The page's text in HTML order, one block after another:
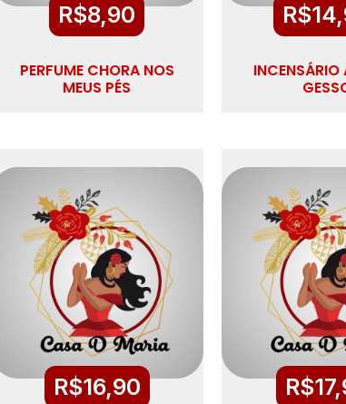
R$8,90
PERFUME CHORA NOS
MEUS PÉS
R$
INCENSÁRIO
R$16,90 R$